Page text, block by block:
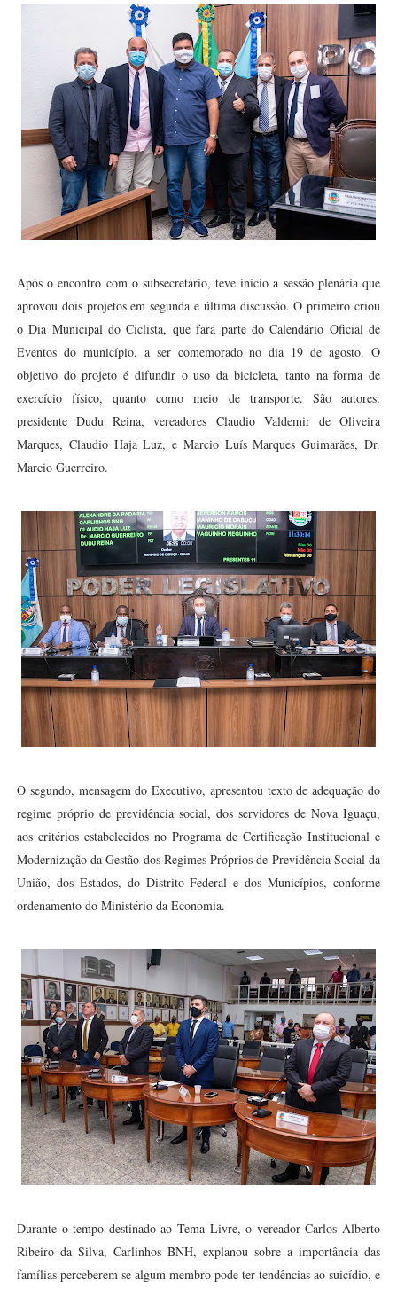
Após o encontro com o subsecretário, teve início a sessão plenária que
aprovou dois projetos em segunda e última discussão. O primeiro criou
o Dia Municipal do Ciclista, que fará parte do Calendário Oficial de
Eventos do município, a ser comemorado no dia 19 de agosto. O
objetivo do projeto é difundir o uso da bicicleta, tanto na forma de
exercício físico, quanto como meio de transporte. São autores:
presidente Dudu Reina, vereadores Claudio Valdemir de Oliveira
Marques, Claudio Haja Luz, e Marcio Luís Marques Guimarães, Dr.
Marcio Guerreiro.
O segundo, mensagem do Executivo, apresentou texto de adequação do
regime próprio de previdência social, dos servidores de Nova Iguaçu,
aos critérios estabelecidos no Programa de Certificação Institucional e
Modernização da Gestão dos Regimes Próprios de Previdência Social da
União, dos Estados, do Distrito Federal e dos Municípios, conforme
ordenamento do Ministério da Economia.
Durante o tempo destinado ao Tema Livre, o vereador Carlos Alberto
Ribeiro da Silva, Carlinhos BNH, explanou sobre a importância das
famílias perceberem se algum membro pode ter tendências ao suicídio, e